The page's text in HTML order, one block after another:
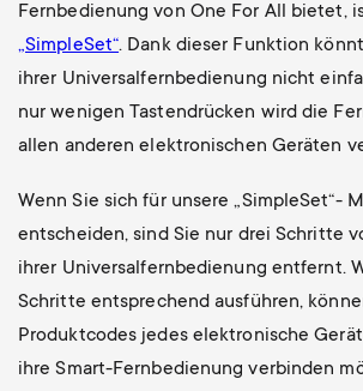
Fernbedienung von One For All bietet,
„SimpleSet“. Dank dieser Funktion
ihrer Universalfernbedienung nicht
nur wenigen Tastendrücken wird die
allen anderen elektronischen Geräten
Wenn Sie sich für unsere „SimpleSet“-
entscheiden, sind Sie nur drei Schritte
ihrer Universalfernbedienung entfernt.
Schritte entsprechend ausführen,
Produktcodes jedes elektronische
ihre Smart-Fernbedienung verbinden